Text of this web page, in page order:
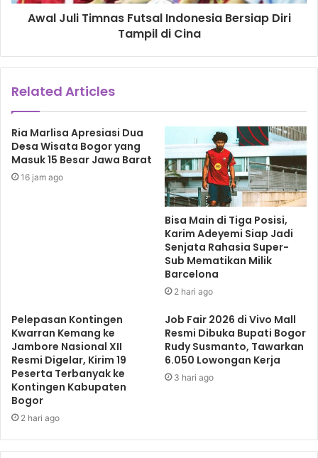
Awal Juli Timnas Futsal Indonesia Bersiap Diri
Tampil di Cina
Related Articles
Ria Marlisa Apresiasi Dua
Desa Wisata Bogor yang
Masuk 15 Besar Jawa Barat
16 jam ago
Bisa Main di Tiga Posisi,
Karim Adeyemi Siap Jadi
Senjata Rahasia Super-
Sub Mematikan Milik
Barcelona
2 hari ago
Pelepasan Kontingen
Kwarran Kemang ke
Jambore Nasional XII
Resmi Digelar, Kirim 19
Peserta Terbanyak ke
Kontingen Kabupaten
Bogor
2 hari ago
Job Fair 2026 di Vivo Mall
Resmi Dibuka Bupati Bogor
Rudy Susmanto, Tawarkan
6.050 Lowongan Kerja
3 hari ago